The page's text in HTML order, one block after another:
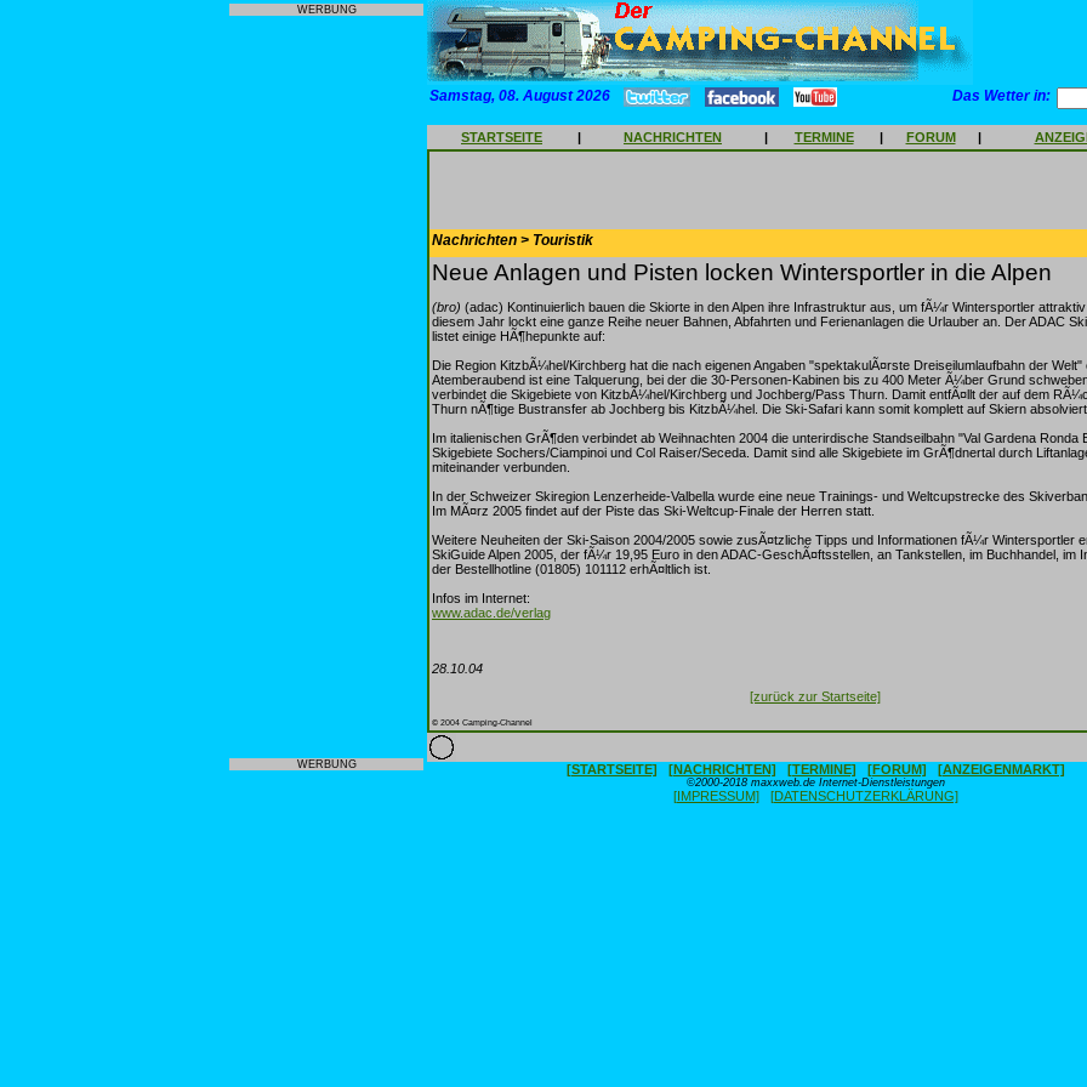
WERBUNG
WERBUNG
Samstag, 08. August 2026 Das Wetter in:
STARTSEITE | NACHRICHTEN | TERMINE | FORUM |
Nachrichten > Touristik
Neue Anlagen und Pisten locken Wintersportler in die Alpen
(bro) (adac) Kontinuierlich bauen die Skiorte in den Alpen ihre Infrastruktur aus, um fÃ¼r Wintersportler
diesem Jahr lockt eine ganze Reihe neuer Bahnen, Abfahrten und Ferienanlagen die Urlauber an. Der ADAC
listet einige HÃ¶hepunkte auf:
Die Region KitzbÃ¼hel/Kirchberg hat die nach eigenen Angaben "spektakulÃ¤rste Dreiseilumlaufbahn der Welt"
Atemberaubend ist eine Talquerung, bei der die 30-Personen-Kabinen bis zu 400 Meter Ã¼ber Grund
verbindet die Skigebiete von KitzbÃ¼hel/Kirchberg und Jochberg/Pass Thurn. Damit entfÃ¤llt der auf dem
Thurn nÃ¶tige Bustransfer ab Jochberg bis KitzbÃ¼hel. Die Ski-Safari kann somit komplett auf Skiern absolviert
Im italienischen GrÃ¶den verbindet ab Weihnachten 2004 die unterirdische Standseilbahn "Val Gardena Ronda
Skigebiete Sochers/Ciampinoi und Col Raiser/Seceda. Damit sind alle Skigebiete im GrÃ¶dnertal durch
miteinander verbunden.
In der Schweizer Skiregion Lenzerheide-Valbella wurde eine neue Trainings- und Weltcupstrecke des
Im MÃ¤rz 2005 findet auf der Piste das Ski-Weltcup-Finale der Herren statt.
Weitere Neuheiten der Ski-Saison 2004/2005 sowie zusÃ¤tzliche Tipps und Informationen fÃ¼r Wintersportler
SkiGuide Alpen 2005, der fÃ¼r 19,95 Euro in den ADAC-GeschÃ¤ftsstellen, an Tankstellen, im Buchhandel, im
der Bestellhotline (01805) 101112 erhÃ¤ltlich ist.
Infos im Internet:
www.adac.de/verlag
28.10.04
[zurück zur Startseite]
© 2004 Camping-Channel
[STARTSEITE] [NACHRICHTEN] [TERMINE] [FORUM] [ANZEIGENMARKT]
©2000-2018 maxxweb.de Internet-Dienstleistungen
[IMPRESSUM] [DATENSCHUTZERKLÄRUNG]